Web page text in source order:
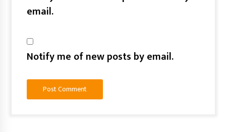
email.
Notify me of new posts by email.